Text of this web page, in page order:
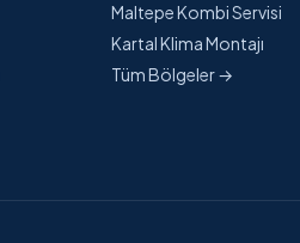
Maltepe Kombi Servisi
Kartal Klima Montajı
Tüm Bölgeler →